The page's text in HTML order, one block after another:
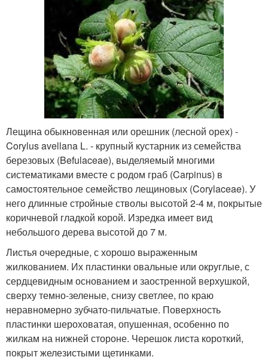
Лещина обыкновенная или орешник (лесной орех) -
Corylus avellana L. - крупный кустарник из семейства
березовых (Befulaceae), выделяемый многими
систематиками вместе с родом граб (Carpinus) в
самостоятельное семейство лещиновых (Corylaceae). У
него длинные стройные стволы высотой 2-4 м, покрытые
коричневой гладкой корой. Изредка имеет вид
небольшого дерева высотой до 7 м.
Листья очередные, с хорошо выраженным
жилкованием. Их пластинки овальные или округлые, с
сердцевидным основанием и заостренной верхушкой,
сверху темно-зеленые, снизу светлее, по краю
неравномерно зубчато-пильчатые. Поверхность
пластинки шероховатая, опушенная, особенно по
жилкам на нижней стороне. Черешок листа короткий,
покрыт железистыми щетинками.